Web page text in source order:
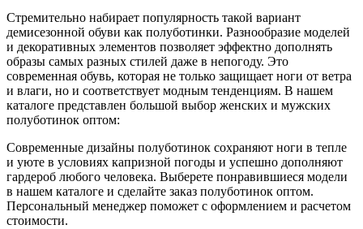
Стремительно набирает популярность такой вариант
демисезонной обуви как полуботинки. Разнообразие моделей
и декоративных элементов позволяет эффектно дополнять
образы самых разных стилей даже в непогоду. Это
современная обувь, которая не только защищает ноги от ветра
и влаги, но и соответствует модным тенденциям. В нашем
каталоге представлен большой выбор женских и мужских
полуботинок оптом:
Современные дизайны полуботинок сохраняют ноги в тепле
и уюте в условиях капризной погоды и успешно дополняют
гардероб любого человека. Выберете понравившиеся модели
в нашем каталоге и сделайте заказ полуботинок оптом.
Персональный менеджер поможет с оформлением и расчетом
стоимости.